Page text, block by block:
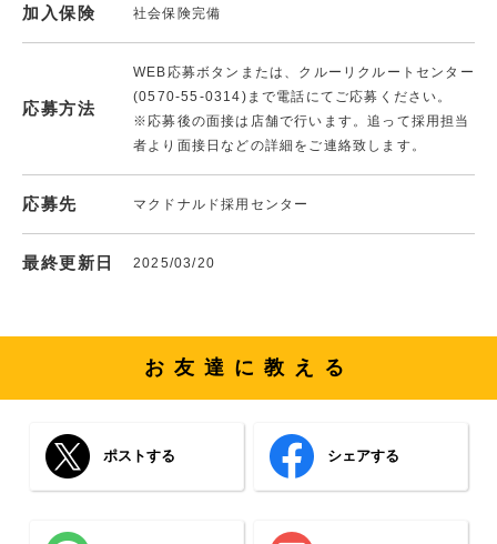
加入保険 社会保険完備
応募方法
WEB応募ボタンまたは、クルーリクルートセンター
(0570-55-0314)まで電話にてご応募ください。
※応募後の面接は店舗で行います。追って採用担当
者より面接日などの詳細をご連絡致します。
応募先 マクドナルド採用センター
最終更新日 2025/03/20
お友達に教える
ポストする シェアする